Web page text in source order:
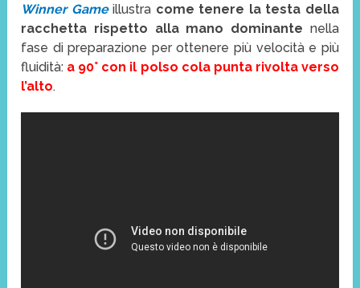
Winner Gameillustra come tenere la testa della
racchetta rispetto alla mano dominante nella
fase di preparazione per ottenere più velocità e più
fluidità: a 90° con il polso cola punta rivolta verso
l’alto.